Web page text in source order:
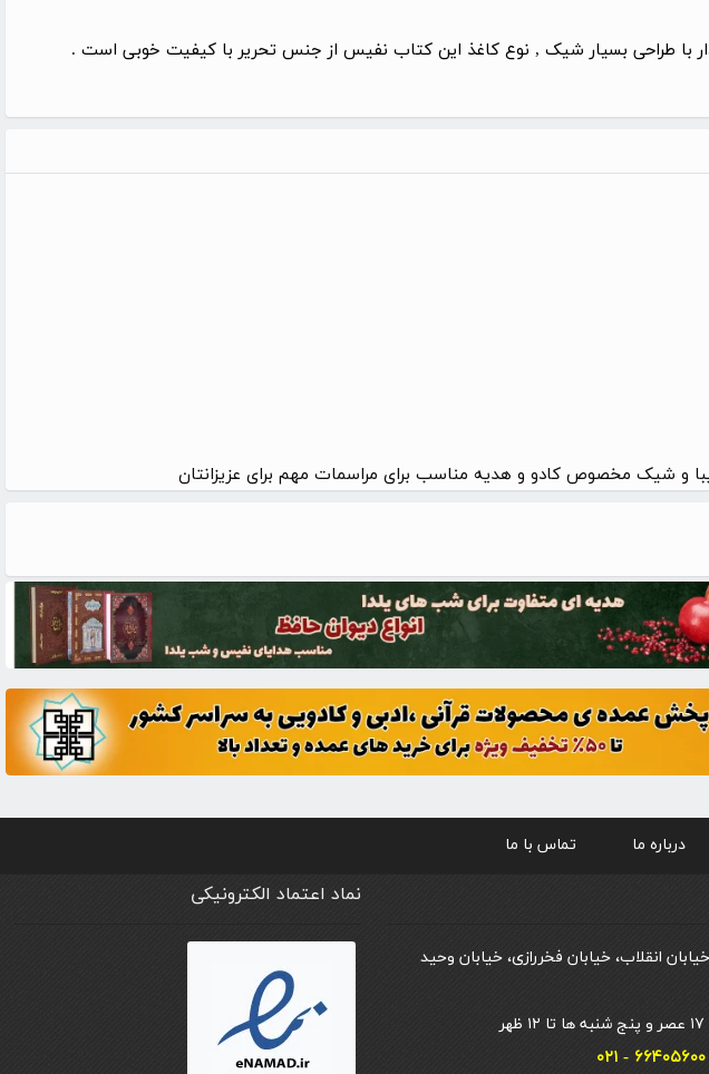
با طراحی بسیار شیک , نوع کاغذ این کتاب نفیس از جنس تحریر با کیفیت خوبی است .
و شیک مخصوص کادو و هدیه مناسب برای مراسمات مهم برای عزیزانتان
درباره ما تماس با ما
خیابان انقلاب، خیابان فخررازی، خیابان وحید
نماد اعتماد الکترونیکی